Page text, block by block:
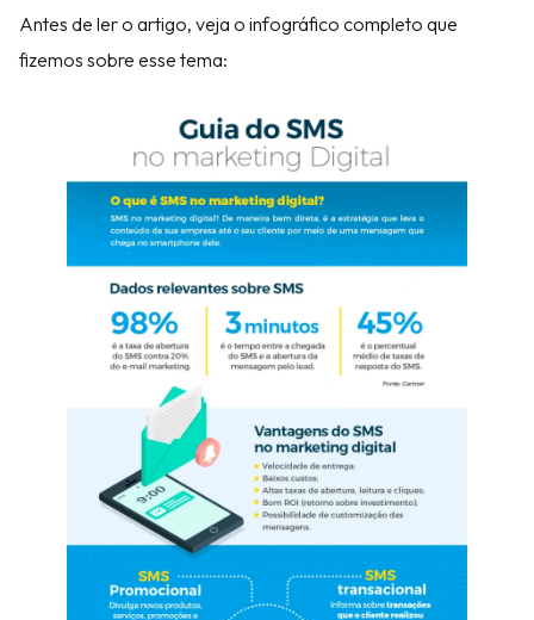
Antes de ler o artigo, veja o infográfico completo que
fizemos sobre esse tema: